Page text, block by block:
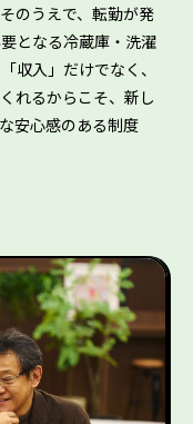
のうえで、転勤が発
となる冷蔵庫・洗濯
収入」だけでなく、
れるからこそ、新し
安心感のある制度